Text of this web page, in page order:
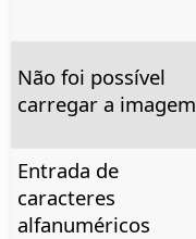
Não foi possível
carregar a imagem
Entrada de
caracteres
alfanuméricos